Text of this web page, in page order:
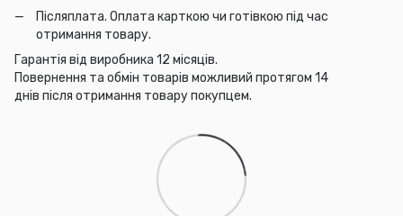
Післяплата. Оплата карткою чи готівкою під час
отримання товару.
Гарантія від виробника 12 місяців.
Повернення та обмін товарів можливий протягом 14
днів після отримання товару покупцем.